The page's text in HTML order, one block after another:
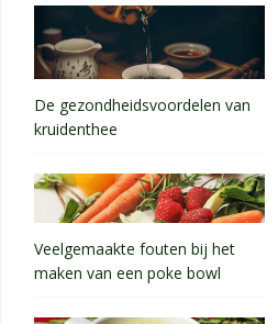
De gezondheidsvoordelen van
kruidenthee
Veelgemaakte fouten bij het
maken van een poke bowl